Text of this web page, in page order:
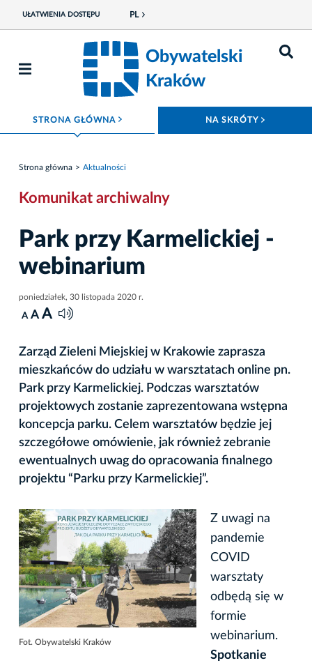
UŁATWIENIA DOSTĘPU PL
Obywatelski
Kraków
STRONA GŁÓWNA ROZWIŃ MENU NA SKRÓTY
Strona główna Aktualności
Komunikat archiwalny
Park przy Karmelickiej -
webinarium
poniedziałek, 30 listopada 2020 r.
A A A
Zarząd Zieleni Miejskiej w Krakowie zaprasza
mieszkańców do udziału w warsztatach online pn.
Park przy Karmelickiej. Podczas warsztatów
projektowych zostanie zaprezentowana wstępna
koncepcja parku. Celem warsztatów będzie jej
szczegółowe omówienie, jak również zebranie
ewentualnych uwag do opracowania finalnego
projektu “Parku przy Karmelickiej”.
Fot. Obywatelski Kraków
Z uwagi na
pandemie
COVID
warsztaty
odbędą się w
formie
webinarium.
Spotkanie